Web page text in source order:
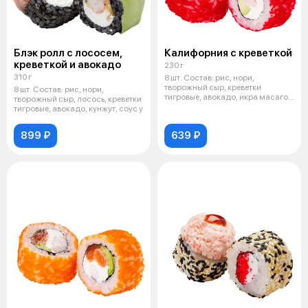
Блэк ролл с лососем,
креветкой и авокадо
310 г
8 шт. Состав: рис, нори,
творожный сыр, лосось, креветки
тигровые, авокадо, кунжут, соус у
899 ₽
Калифорния с креветкой
230 г
8 шт. Состав: рис, нори,
творожный сыр, креветки
тигровые, авокадо, икра масаго
639 ₽